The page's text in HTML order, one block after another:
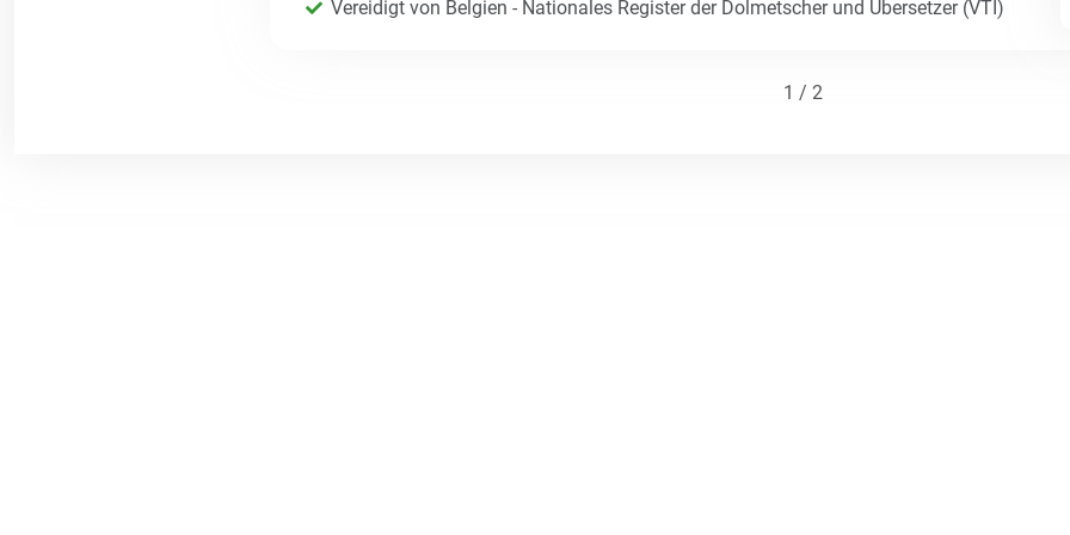
Vereidigt von Belgien - Nationales Register der Dolmetscher und Übersetzer (VTI)
1 / 2